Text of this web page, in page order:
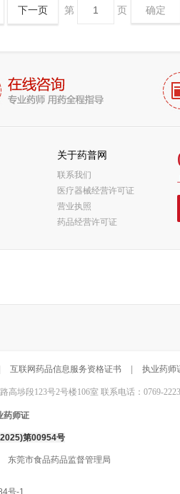
下一页 第 页 确定
关于药普网
联系我们
医疗器械经营许可证
营业执照
药品经营许可证
互联网药品信息服务资格证书 执业药师
埗段123号2号楼106室 联系电话：0769-
药师证
第00954号
东莞市食品药品监督管理局
号-1